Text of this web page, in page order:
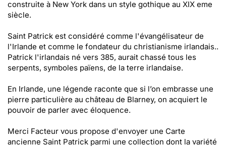
construite à New York dans un style gothique au XIX eme
siècle.
Saint Patrick est considéré comme l'évangélisateur de
l'Irlande et comme le fondateur du christianisme irlandais..
Patrick l'irlandais né vers 385, aurait chassé tous les
serpents, symboles païens, de la terre irlandaise.
En Irlande, une légende raconte que si l’on embrasse une
pierre particulière au château de Blarney, on acquiert le
pouvoir de parler avec éloquence.
Merci Facteur vous propose d'envoyer une Carte
ancienne Saint Patrick parmi une collection dont la variété